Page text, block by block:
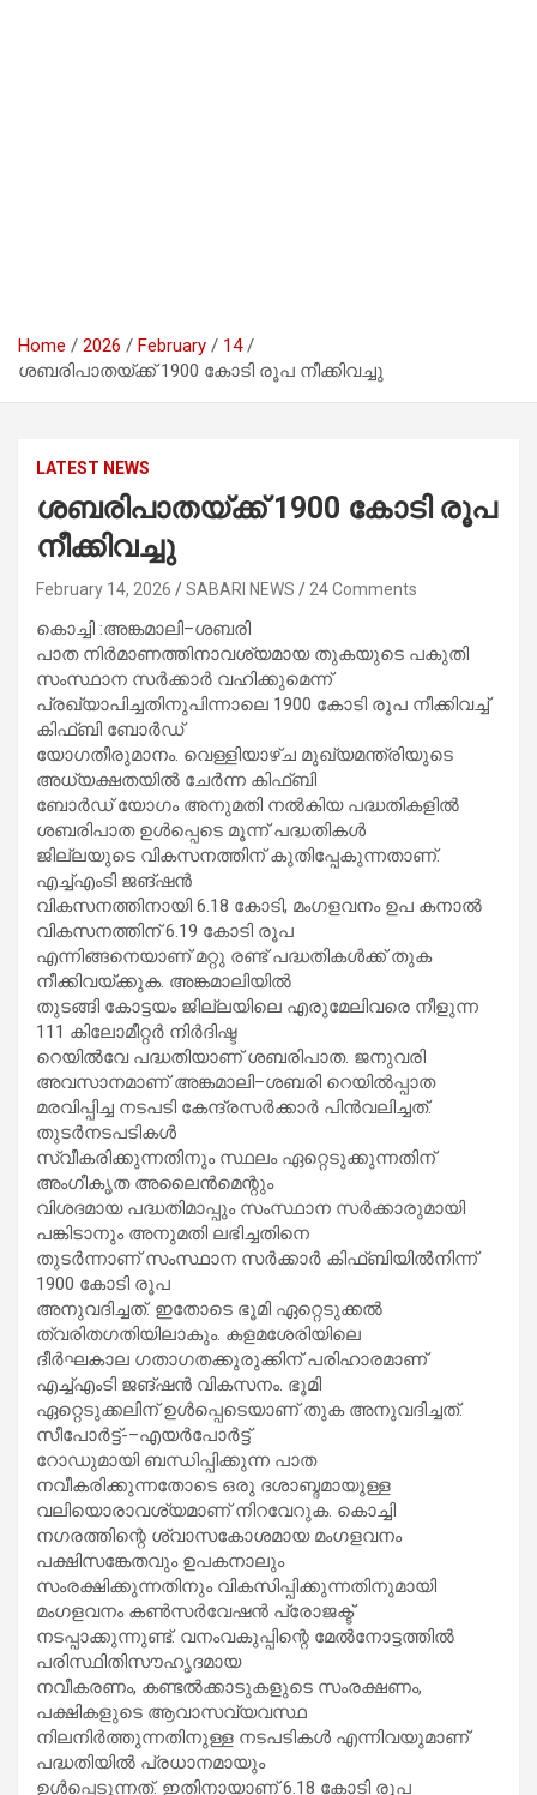
Home 2026 February
14
ശബരിപാതയ്‌ക്ക്‌ 1900 കോടി രൂപ നീക്കിവച്ചു
LATEST NEWS
ശബരിപാതയ്‌ക്ക്‌ 1900 കോടി രൂപ
നീക്കിവച്ചു
February 14, 2026 SABARI NEWS 24 Comments
കൊച്ചി :അങ്കമാലി–ശബരി
പാത നിർമാണത്തിനാവശ്യമായ തുകയുടെ പകുതി
സംസ്ഥാന സർക്കാർ വഹിക്കുമെന്ന്‌
പ്രഖ്യാപിച്ചതിനുപിന്നാലെ 1900 കോടി രൂപ നീക്കിവച്ച്‌
കിഫ്‌ബി ബോർഡ്‌
യോഗതീരുമാനം. വെള്ളിയാഴ്‌ച മുഖ്യമന്ത്രിയുടെ
അധ്യക്ഷതയിൽ ചേർന്ന കിഫ്‌ബി
ബോർഡ്‌ യോഗം അനുമതി നൽകിയ പദ്ധതികളിൽ
ശബരിപാത ഉൾപ്പെടെ മൂന്ന്‌ പദ്ധതികൾ
ജില്ലയുടെ വികസനത്തിന്‌ കുതിപ്പേകുന്നതാണ്‌.
എച്ച്‌എംടി ജങ്‌ഷൻ
വികസനത്തിനായി 6.18 കോടി, മംഗളവനം ഉപ കനാൽ
വികസനത്തിന്‌ 6.19 കോടി രൂപ
എന്നിങ്ങനെയാണ്‌ മറ്റു രണ്ട്‌ പദ്ധതികൾക്ക്‌ തുക
നീക്കിവയ്‌ക്കുക. അങ്കമാലിയിൽ
തുടങ്ങി കോട്ടയം ജില്ലയിലെ എരുമേലിവരെ നീളുന്ന
111 കിലോമീറ്റർ നിർദിഷ്ട
റെയിൽവേ പദ്ധതിയാണ് ശബരിപാത. ജനുവരി
അവസാനമാണ്‌ അങ്കമാലി–ശബരി റെയിൽപ്പാത
മരവിപ്പിച്ച നടപടി കേന്ദ്രസർക്കാർ പിൻവലിച്ചത്‌.
തുടർനടപടികൾ
സ്വീകരിക്കുന്നതിനും സ്ഥലം ഏറ്റെടുക്കുന്നതിന്‌
അംഗീകൃത അലൈൻമെന്റും
വിശദമായ പദ്ധതിമാപ്പും സംസ്ഥാന സർക്കാരുമായി
പങ്കിടാനും അനുമതി ലഭിച്ചതിനെ
തുടർന്നാണ്‌ സംസ്ഥാന സർക്കാർ കിഫ്‌ബിയിൽനിന്ന്‌
1900 കോടി രൂപ
അനുവദിച്ചത്‌. ഇതോടെ ഭൂമി ഏറ്റെടുക്കൽ
ത്വരിതഗതിയിലാകും. കളമശേരിയിലെ
ദീർഘകാല ഗതാഗതക്കുരുക്കിന് പരിഹാരമാണ്‌
എച്ച്‌എംടി ജങ്‌ഷൻ വികസനം. ഭൂമി
ഏറ്റെടുക്കലിന്‌ ഉൾപ്പെടെയാണ്‌ തുക അനുവദിച്ചത്‌.
സീപോർട്ട്-–എയർപോർട്ട്
റോഡുമായി ബന്ധിപ്പിക്കുന്ന പാത
നവീകരിക്കുന്നതോടെ ഒരു ദശാബ്ദമായുള്ള
വലിയൊരാവശ്യമാണ്‌ നിറവേറുക. കൊച്ചി
നഗരത്തിന്റെ ശ്വാസകോശമായ മംഗളവനം
പക്ഷിസങ്കേതവും ഉപകനാലും
സംരക്ഷിക്കുന്നതിനും വികസിപ്പിക്കുന്നതിനുമായി
മംഗളവനം കൺസർവേഷൻ പ്രോജക്ട്
നടപ്പാക്കുന്നുണ്ട്. വനംവകുപ്പിന്റെ മേൽനോട്ടത്തിൽ
പരിസ്ഥിതിസൗഹൃദമായ
നവീകരണം, കണ്ടൽക്കാടുകളുടെ സംരക്ഷണം,
പക്ഷികളുടെ ആവാസവ്യവസ്ഥ
നിലനിർത്തുന്നതിനുള്ള നടപടികൾ എന്നിവയുമാണ്
പദ്ധതിയിൽ പ്രധാനമായും
ഉൾപ്പെടുന്നത്. ഇതിനായാണ്‌ 6.18 കോടി രൂപ